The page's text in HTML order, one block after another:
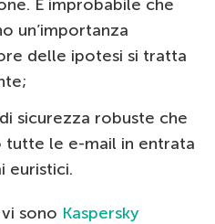
È improbabile che
un’importanza
delle ipotesi si tratta
sicurezza robuste che
tutte le e-mail in entrata
euristici.
sono Kaspersky